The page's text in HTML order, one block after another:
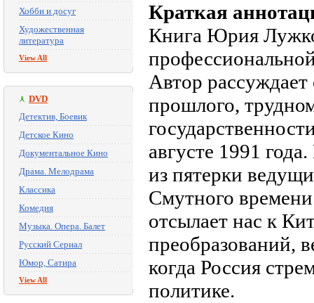
Хобби и досуг
Художественная
литература
View All
DVD
Детектив, Боевик
Детское Кино
Документальное Кино
Драма. Мелодрама
Классика
Комедия
Музыка. Опера. Балет
Русский Сериал
Юмор, Сатира
View All
Краткая
Книга Юрия
Автор
прошлого,
августе 1991
из пятерки
Смутного
отсылает нас к
преобразований,
когда Россия
политике.